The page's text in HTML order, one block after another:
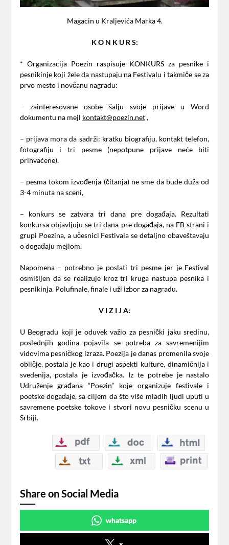
Magacin u Kraljevića Marka 4.
K O N K U R S:
* Organizacija Poezin raspisuje KONKURS za pesnike i
pesnikinje koji žele da nastupaju na Festivalu i takmiče se za
prvo mesto i novčanu nagradu:
– zainteresovane osobe šalju svoje prijave u Word
dokumentu na mejl kontakt@poezin.net,
– prijava mora da sadrži: kratku biografiju, kontakt telefon,
fotografiju i tri pesme (nepotpune prijave neće biti
prihvaćene),
– pesma tokom izvođenja (čitanja) ne sme da bude duža od
3-4 minuta na sceni,
– konkurs se zatvara tri dana pre događaja. Rezultati
konkursa objavljuju se tri dana pre događaja, na FB strani i
grupi Poezina, a učesnici Festivala se detaljno obaveštavaju
o događaju mejlom.
Napomena – potrebno je poslati tri pesme jer je Festival
osmišljen da se realizuje kroz tri kruga nastupa pesnika i
pesnikinja. Polufinale, finale i uži izbor za nagradu.
V I Z I J A:
U Beogradu koji je oduvek važio za pesnički jaku sredinu,
poslednjih godina pojavila se potreba za savremenijim
vidovima pesničkog izraza. Poezija je danas promenila svoje
obličje, postala je kao i drugi aspekti kulture, dinamičnija i
svedenija, postala je izvođačka. Iz te potrebe je nastalo
Udruženje građana “Poezin” koje organizuje festivale i
poetske događaje, sa ciljem da što više mladih ljudi uputi u
savremene poetske tokove i stvori novu pesničku scenu u
Srbiji.
Share on Social Media
whatsapp